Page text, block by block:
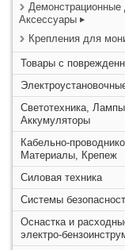
Аксессуары
Крепления для
Товары с
Светотехника,
Аккумуляторы
Кабельно-
Материалы, Крепеж
Силовая техника
Системы
Оснастка и
электро-